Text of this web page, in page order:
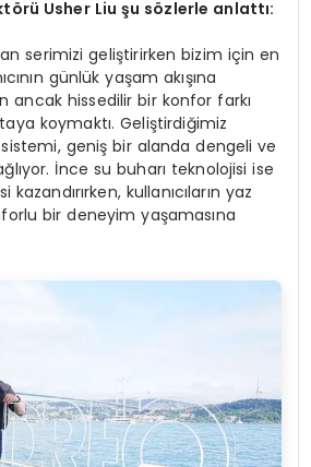
Usher Liu şu sözlerle anlattı:
serimizi geliştirirken bizim için en
günlük yaşam akışına
hissedilir bir konfor farkı
koymaktı. Geliştirdiğimiz
sistemi, geniş bir alanda dengeli ve
İnce su buharı teknolojisi ise
kullanıcıların yaz
bir deneyim yaşamasına